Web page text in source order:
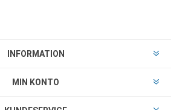
INFORMATION
MIN KONTO